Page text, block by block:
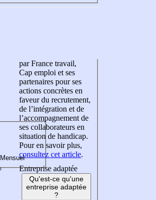
par France travail,
Cap emploi et ses
partenaires pour ses
actions concrètes en
faveur du recrutement,
de l’intégration et de
l’accompagnement de
ses collaborateurs en
situation de handicap.
Pour en savoir plus,
consultez cet article.
Entreprise adaptée
Qu'est-ce qu'une
entreprise adaptée
?